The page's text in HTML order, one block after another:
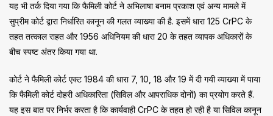
यह भी तर्क दिया गया कि फैमिली कोर्ट ने अभिलाषा बनाम प्रकाश एवं अन्य मामले में
सुप्रीम कोर्ट द्वारा निर्धारित कानून की गलत व्याख्या की है. इसमें धारा 125 CrPC के
तहत तत्काल राहत और 1956 अधिनियम की धारा 20 के तहत व्यापक अधिकारों के
बीच स्पष्ट अंतर किया गया था.
कोर्ट ने फैमिली कोर्ट एक्ट 1984 की धारा 7, 10, 18 और 19 में दी गयी व्याख्या में पाया
कि फैमिली कोर्ट दोहरी अधिकारिता (सिविल और आपराधिक दोनों) का प्रयोग करते हैं.
यह इस बात पर निर्भर करता है कि कार्यवाही CrPC के तहत हो रही है या सिविल कानून